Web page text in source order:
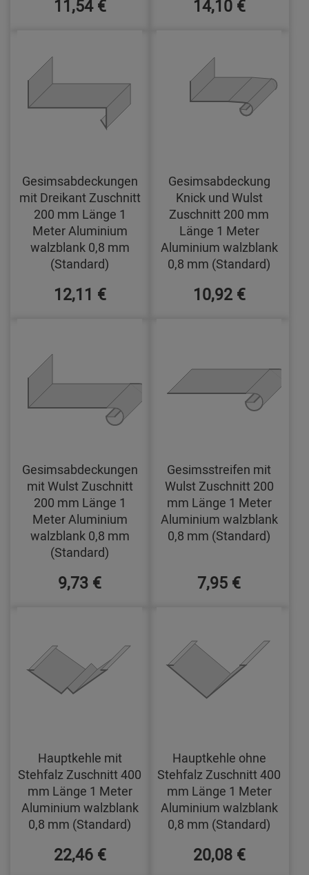
11,54 € 14,10 €
Gesimsabdeckungen
mit Dreikant Zuschnitt
200 mm Länge 1
Meter Aluminium
walzblank 0,8 mm
(Standard)
12,11 €
Gesimsabdeckung
Knick und Wulst
Zuschnitt 200 mm
Länge 1 Meter
Aluminium walzblank
0,8 mm (Standard)
10,92 €
Gesimsabdeckungen
mit Wulst Zuschnitt
200 mm Länge 1
Meter Aluminium
walzblank 0,8 mm
(Standard)
9,73 €
Gesimsstreifen mit
Wulst Zuschnitt 200
mm Länge 1 Meter
Aluminium walzblank
0,8 mm (Standard)
7,95 €
Hauptkehle mit
Stehfalz Zuschnitt 400
mm Länge 1 Meter
Aluminium walzblank
0,8 mm (Standard)
22,46 €
Hauptkehle ohne
Stehfalz Zuschnitt 400
mm Länge 1 Meter
Aluminium walzblank
0,8 mm (Standard)
20,08 €